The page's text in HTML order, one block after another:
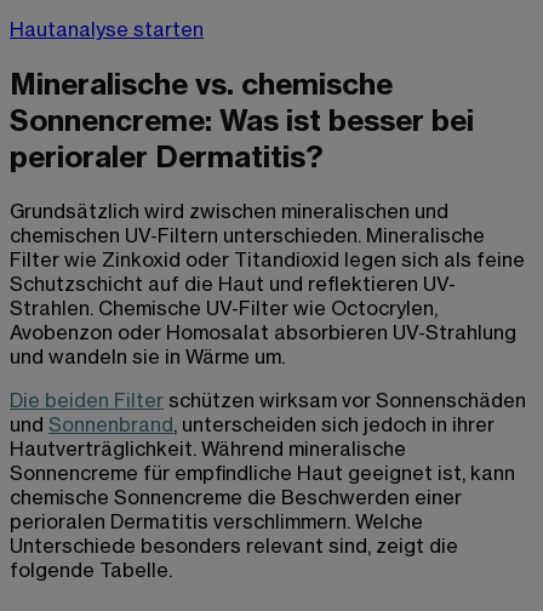
Hautanalyse starten
Mineralische vs. chemische
Sonnencreme: Was ist besser bei
perioraler Dermatitis?
Grundsätzlich wird zwischen mineralischen und
chemischen UV-Filtern unterschieden. Mineralische
Filter wie Zinkoxid oder Titandioxid legen sich als feine
Schutzschicht auf die Haut und reflektieren UV-
Strahlen. Chemische UV-Filter wie Octocrylen,
Avobenzon oder Homosalat absorbieren UV-Strahlung
und wandeln sie in Wärme um.
Die beiden Filter schützen wirksam vor Sonnenschäden
und Sonnenbrand, unterscheiden sich jedoch in ihrer
Hautverträglichkeit. Während mineralische
Sonnencreme für empfindliche Haut geeignet ist, kann
chemische Sonnencreme die Beschwerden einer
perioralen Dermatitis verschlimmern. Welche
Unterschiede besonders relevant sind, zeigt die
folgende Tabelle.